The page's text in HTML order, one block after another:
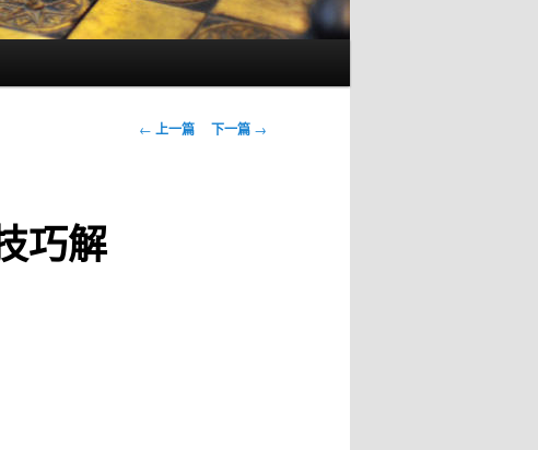
文
← 上一篇 下一篇 →
巧解